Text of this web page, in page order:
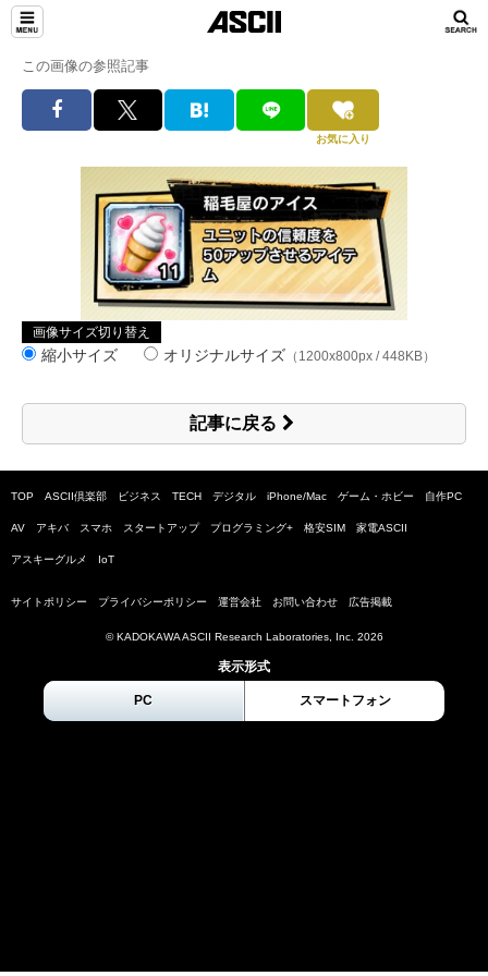
この画像の参照記事
お気に入り
画像サイズ切り替え
縮小サイズ オリジナルサイズ （1200x800px / 448KB）
記事に戻る
TOP ASCII倶楽部 ビジネス TECH デジタル iPhone/Mac ゲーム・ホビー 自作PC
AV アキバ スマホ スタートアップ プログラミング+ 格安SIM 家電ASCII
アスキーグルメ IoT
サイトポリシー プライバシーポリシー 運営会社 お問い合わせ 広告掲載
© KADOKAWA ASCII Research Laboratories, Inc. 2026
表示形式
PC スマートフォン